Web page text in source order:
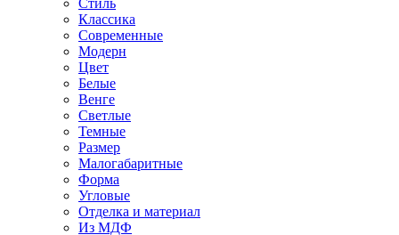
Стиль
Классика
Современные
Модерн
Цвет
Белые
Венге
Светлые
Темные
Размер
Малогабаритные
Форма
Угловые
Отделка и материал
Из МДФ